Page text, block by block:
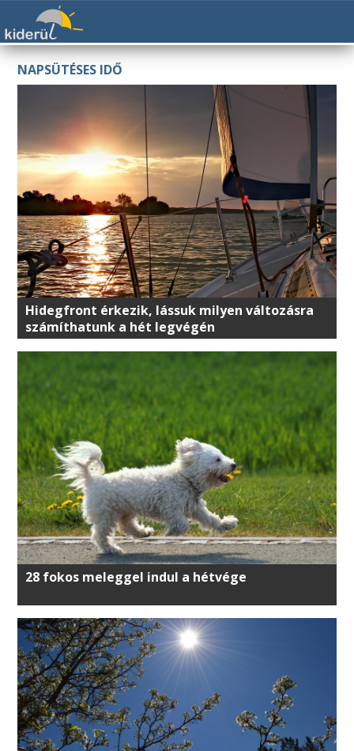
NAPSÜTÉSES IDŐ
Hidegfront érkezik, lássuk milyen változásra
számíthatunk a hét legvégén
28 fokos meleggel indul a hétvége